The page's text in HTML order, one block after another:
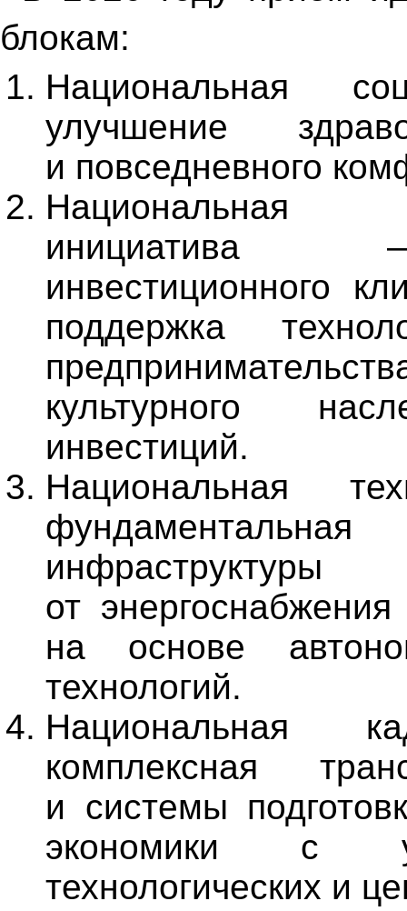
блокам:
Национальная
улучшение
и повседневного
Национальная
инициатива —
инвестиционного
поддержка
культурного
инвестиций.
Национальная
от
на основе
технологий.
Национальная
комплексная
и системы
экономики с
технологических и